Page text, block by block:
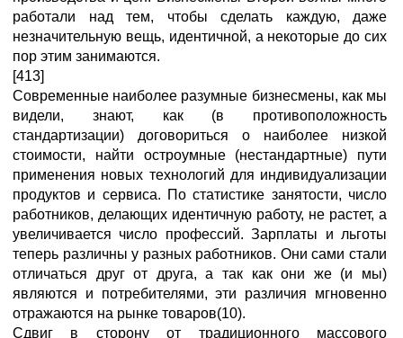
работали над тем, чтобы сделать каждую, даже
незначительную вещь, идентичной, а некоторые до сих
пор этим занимаются.
[413]
Современные наиболее разумные бизнесмены, как мы
видели, знают, как (в противоположность
стандартизации) договориться о наиболее низкой
стоимости, найти остроумные (нестандартные) пути
применения новых технологий для индивидуализации
продуктов и сервиса. По статистике занятости, число
работников, делающих идентичную работу, не растет, а
увеличивается число профессий. Зарплаты и льготы
теперь различны у разных работников. Они сами стали
отличаться друг от друга, а так как они же (и мы)
являются и потребителями, эти различия мгновенно
отражаются на рынке товаров(10).
Сдвиг в сторону от традиционного массового